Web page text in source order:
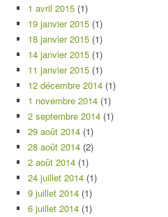
1 avril 2015 (1)
19 janvier 2015 (1)
18 janvier 2015 (1)
14 janvier 2015 (1)
11 janvier 2015 (1)
12 décembre 2014 (1)
1 novembre 2014 (1)
2 septembre 2014 (1)
29 août 2014 (1)
28 août 2014 (2)
2 août 2014 (1)
24 juillet 2014 (1)
9 juillet 2014 (1)
6 juillet 2014 (1)